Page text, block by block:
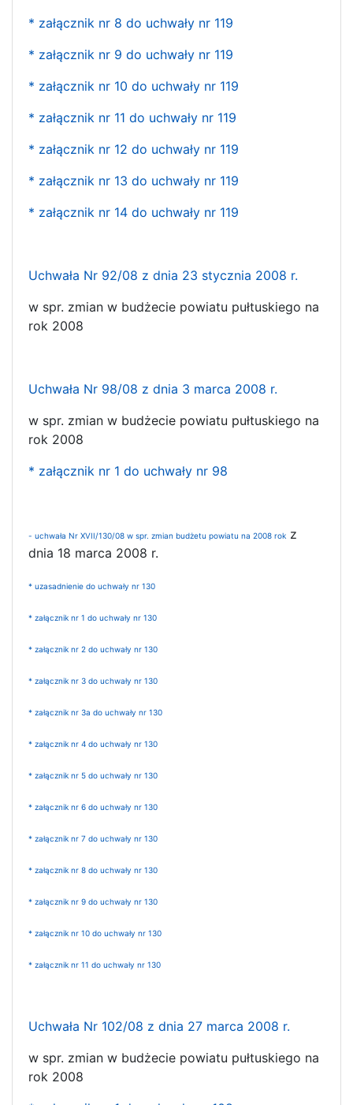
* załącznik nr 8 do uchwały nr 119
* załącznik nr 9 do uchwały nr 119
* załącznik nr 10 do uchwały nr 119
* załącznik nr 11 do uchwały nr 119
* załącznik nr 12 do uchwały nr 119
* załącznik nr 13 do uchwały nr 119
* załącznik nr 14 do uchwały nr 119
Uchwała Nr 92/08 z dnia 23 stycznia 2008 r.
w spr. zmian w budżecie powiatu pułtuskiego na
rok 2008
Uchwała Nr 98/08 z dnia 3 marca 2008 r.
w spr. zmian w budżecie powiatu pułtuskiego na
rok 2008
* załącznik nr 1 do uchwały nr 98
- uchwała Nr XVII/130/08 w spr. zmian budżetu powiatu na 2008 rok z
dnia 18 marca 2008 r.
* uzasadnienie do uchwały nr 130
* załącznik nr 1 do uchwały nr 130
* załącznik nr 2 do uchwały nr 130
* załącznik nr 3 do uchwały nr 130
* załącznik nr 3a do uchwały nr 130
* załącznik nr 4 do uchwały nr 130
* załącznik nr 5 do uchwały nr 130
* załącznik nr 6 do uchwały nr 130
* załącznik nr 7 do uchwały nr 130
* załącznik nr 8 do uchwały nr 130
* załącznik nr 9 do uchwały nr 130
* załącznik nr 10 do uchwały nr 130
* załącznik nr 11 do uchwały nr 130
Uchwała Nr 102/08 z dnia 27 marca 2008 r.
w spr. zmian w budżecie powiatu pułtuskiego na
rok 2008